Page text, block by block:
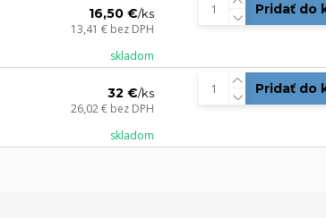
16,50 €/ks
13,41 € bez DPH
skladom
Pridať do
32 €/ks
26,02 € bez DPH
skladom
Pridať do